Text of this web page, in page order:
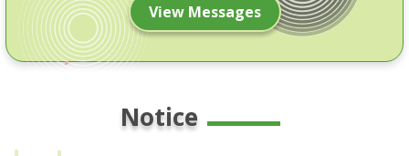
View Messages
Notice